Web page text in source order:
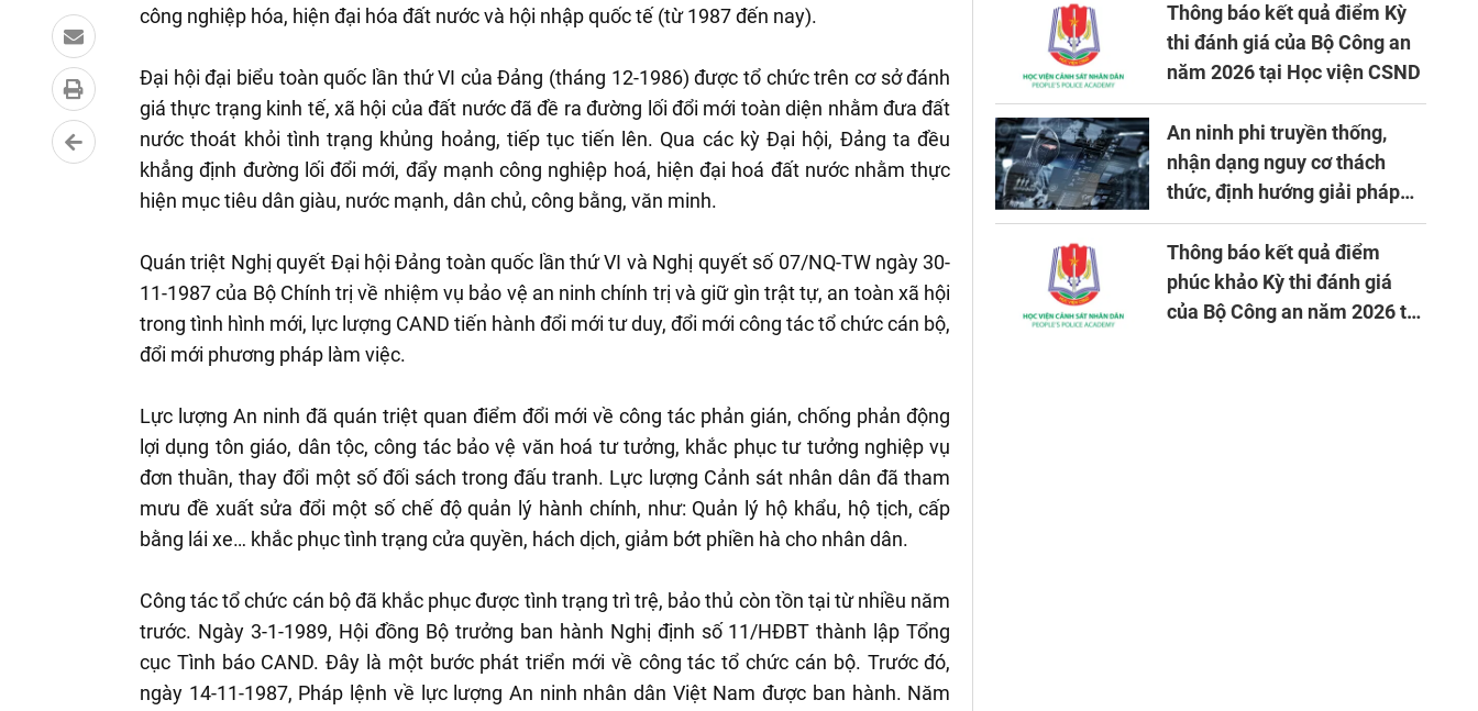
công nghiệp hóa, hiện đại hóa đất nước và hội nhập quốc tế (từ 1987 đến nay).
Đại hội đại biểu toàn quốc lần thứ VI của Đảng (tháng 12-1986) được tổ chức trên cơ sở đánh
giá thực trạng kinh tế, xã hội của đất nước đã đề ra đường lối đổi mới toàn diện nhằm đưa đất
nước thoát khỏi tình trạng khủng hoảng, tiếp tục tiến lên. Qua các kỳ Đại hội, Đảng ta đều
khẳng định đường lối đổi mới, đẩy mạnh công nghiệp hoá, hiện đại hoá đất nước nhằm thực
hiện mục tiêu dân giàu, nước mạnh, dân chủ, công bằng, văn minh.
Quán triệt Nghị quyết Đại hội Đảng toàn quốc lần thứ VI và Nghị quyết số 07/NQ-TW ngày 30-
11-1987 của Bộ Chính trị về nhiệm vụ bảo vệ an ninh chính trị và giữ gìn trật tự, an toàn xã hội
trong tình hình mới, lực lượng CAND tiến hành đổi mới tư duy, đổi mới công tác tổ chức cán bộ,
đổi mới phương pháp làm việc.
Lực lượng An ninh đã quán triệt quan điểm đổi mới về công tác phản gián, chống phản động
lợi dụng tôn giáo, dân tộc, công tác bảo vệ văn hoá tư tưởng, khắc phục tư tưởng nghiệp vụ
đơn thuần, thay đổi một số đối sách trong đấu tranh. Lực lượng Cảnh sát nhân dân đã tham
mưu đề xuất sửa đổi một số chế độ quản lý hành chính, như: Quản lý hộ khẩu, hộ tịch, cấp
bằng lái xe… khắc phục tình trạng cửa quyền, hách dịch, giảm bớt phiền hà cho nhân dân.
Công tác tổ chức cán bộ đã khắc phục được tình trạng trì trệ, bảo thủ còn tồn tại từ nhiều năm
trước. Ngày 3-1-1989, Hội đồng Bộ trưởng ban hành Nghị định số 11/HĐBT thành lập Tổng
cục Tình báo CAND. Đây là một bước phát triển mới về công tác tổ chức cán bộ. Trước đó,
ngày 14-11-1987, Pháp lệnh về lực lượng An ninh nhân dân Việt Nam được ban hành. Năm
Thông báo kết quả điểm Kỳ
thi đánh giá của Bộ Công an
năm 2026 tại Học viện CSND
An ninh phi truyền thống,
nhận dạng nguy cơ thách
thức, định hướng giải pháp
đảm bảo an ninh quốc gia
trong tình hình hiện nay
Thông báo kết quả điểm
phúc khảo Kỳ thi đánh giá
của Bộ Công an năm 2026 tại